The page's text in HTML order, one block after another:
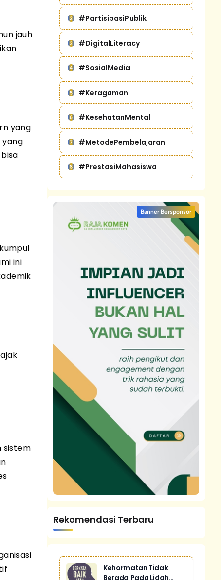
jauh
yang
yang
ini
sistem
#PartisipasiPublik
#DigitalLiteracy
#SosialMedia
#Keragaman
#KesehatanMental
#MetodePembelajaran
#PrestasiMahasiswa
Banner Bersponsor
Rekomendasi Terbaru
Kehormatan Tidak
Berada Pada Lidah